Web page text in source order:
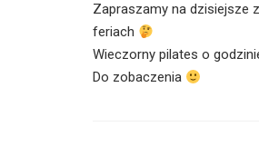
Zapraszamy na dzisiejsze
feriach
Wieczorny pilates o
Do zobaczenia